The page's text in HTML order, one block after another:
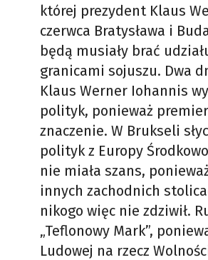
której prezydent Klaus
czerwca Bratysława i
będą musiały brać
granicami sojuszu. Dwa
Klaus Werner Iohannis
polityk, ponieważ
znaczenie. W Brukseli
polityk z Europy
nie miała szans,
innych zachodnich
nikogo więc nie zdziwił.
„Teflonowy Mark”,
Ludowej na rzecz